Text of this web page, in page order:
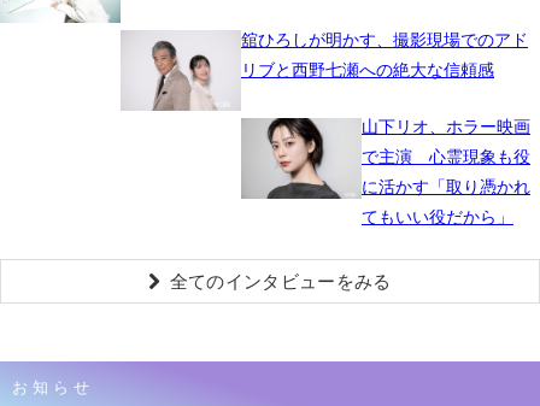
舘ひろしが明かす、撮影現場でのアド
リブと西野七瀬への絶大な信頼感
山下リオ、ホラー映画
で主演 心霊現象も役
に活かす「取り憑かれ
てもいい役だから」
全てのインタビューをみる
お知らせ